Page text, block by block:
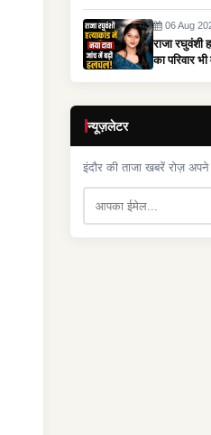
06 Aug
राजा रघुवंशी
का परिवार
न्यूज़लेटर
इंदौर की ताजा खबरें रोज़